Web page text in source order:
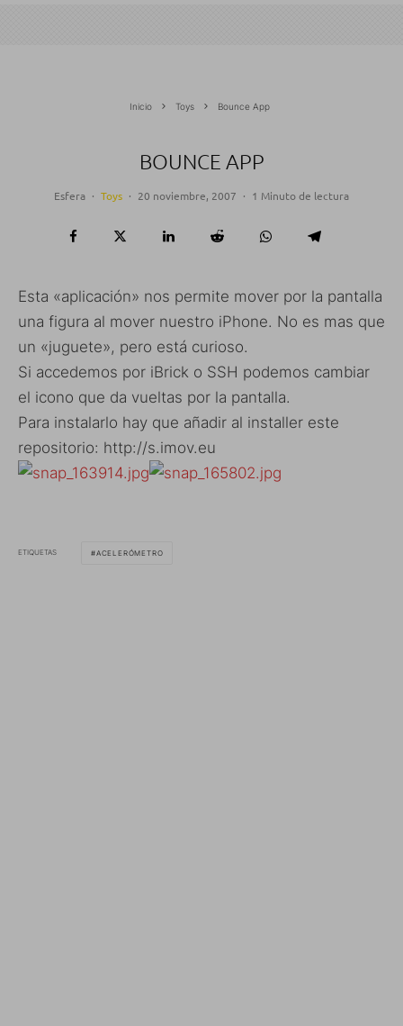
Inicio Toys Bounce App
BOUNCE APP
Esfera · Toys · 20 noviembre, 2007 · 1 Minuto de lectura
Esta «aplicación» nos permite mover por la pantalla
una figura al mover nuestro iPhone. No es mas que
un «juguete», pero está curioso.
Si accedemos por iBrick o SSH podemos cambiar
el icono que da vueltas por la pantalla.
Para instalarlo hay que añadir al installer este
repositorio: http://s.imov.eu
ETIQUETAS ACELERÓMETRO